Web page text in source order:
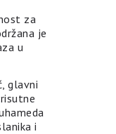
za
je
u
glavni
i